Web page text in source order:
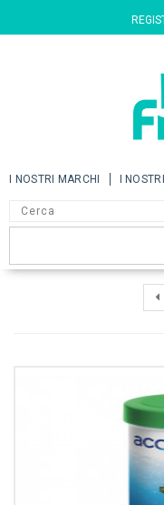
I NOSTRI MARCHI I